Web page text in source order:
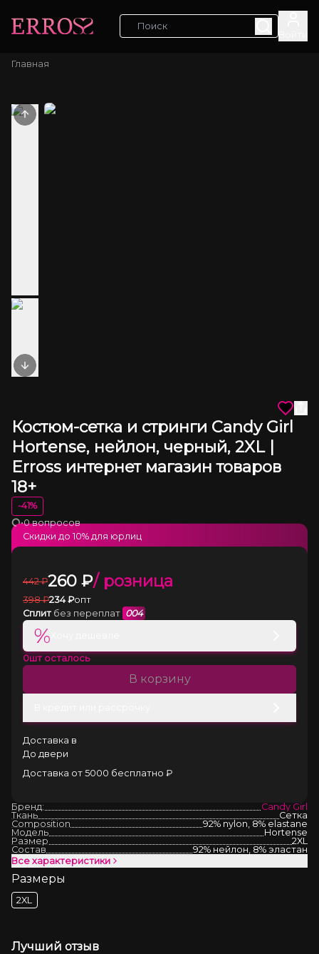
Главная
Previous slide
Next slide
Костюм-сетка и стринги Candy Girl
Hortense, нейлон, черный, 2XL |
Erross интернет магазин товаров
18+
-41%
Загрузка
•0 вопросов
442 ₽260 ₽/ розница
398 ₽234₽опт
Сплит без переплат 004
%
0шт осталось
В корзину
Доставка в
До двери
Доставка от 5000 бесплатно ₽
Скидки до 10% для юрлиц
Бренд:
Candy Girl
Ткань
Сетка
Composition
92% nylon, 8% elastane
Модель
Hortense
Размер
2XL
Состав
92% нейлон, 8% эластан
Все характеристики
Размеры
2XL
Лучший отзыв